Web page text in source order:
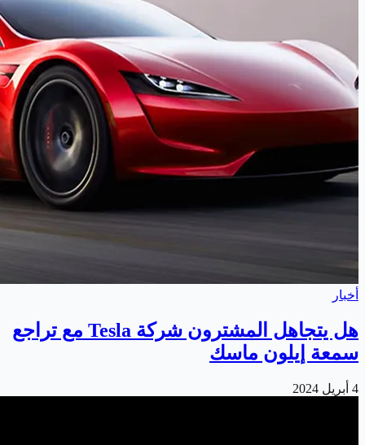
أخبار
هل يتجاهل المشترون شركة Tesla مع تراجع
سمعة إيلون ماسك
4 أبريل 2024